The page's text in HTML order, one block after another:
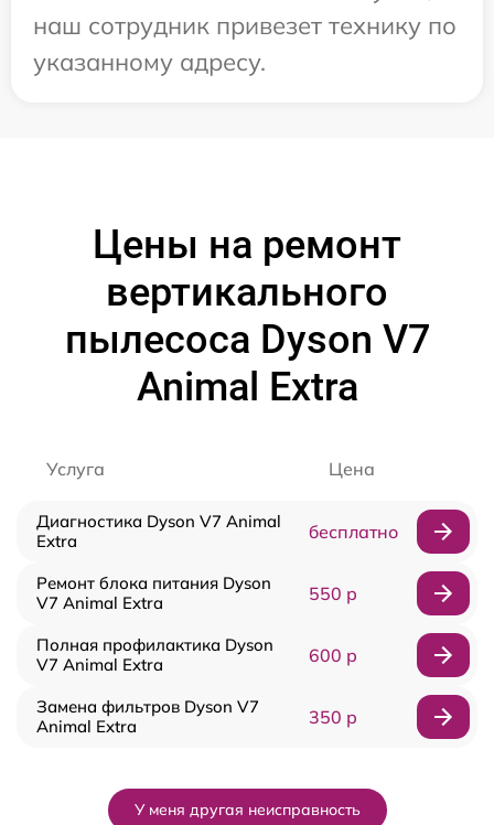
наш сотрудник привезет технику по
указанному адресу.
Цены на ремонт
вертикального
пылесоса Dyson V7
Animal Extra
Услуга Цена
Диагностика Dyson V7 Animal
Extra
бесплатно
Ремонт блока питания Dyson
V7 Animal Extra
550 р
Полная профилактика Dyson
V7 Animal Extra
600 р
Замена фильтров Dyson V7
Animal Extra
350 р
У меня другая неисправность